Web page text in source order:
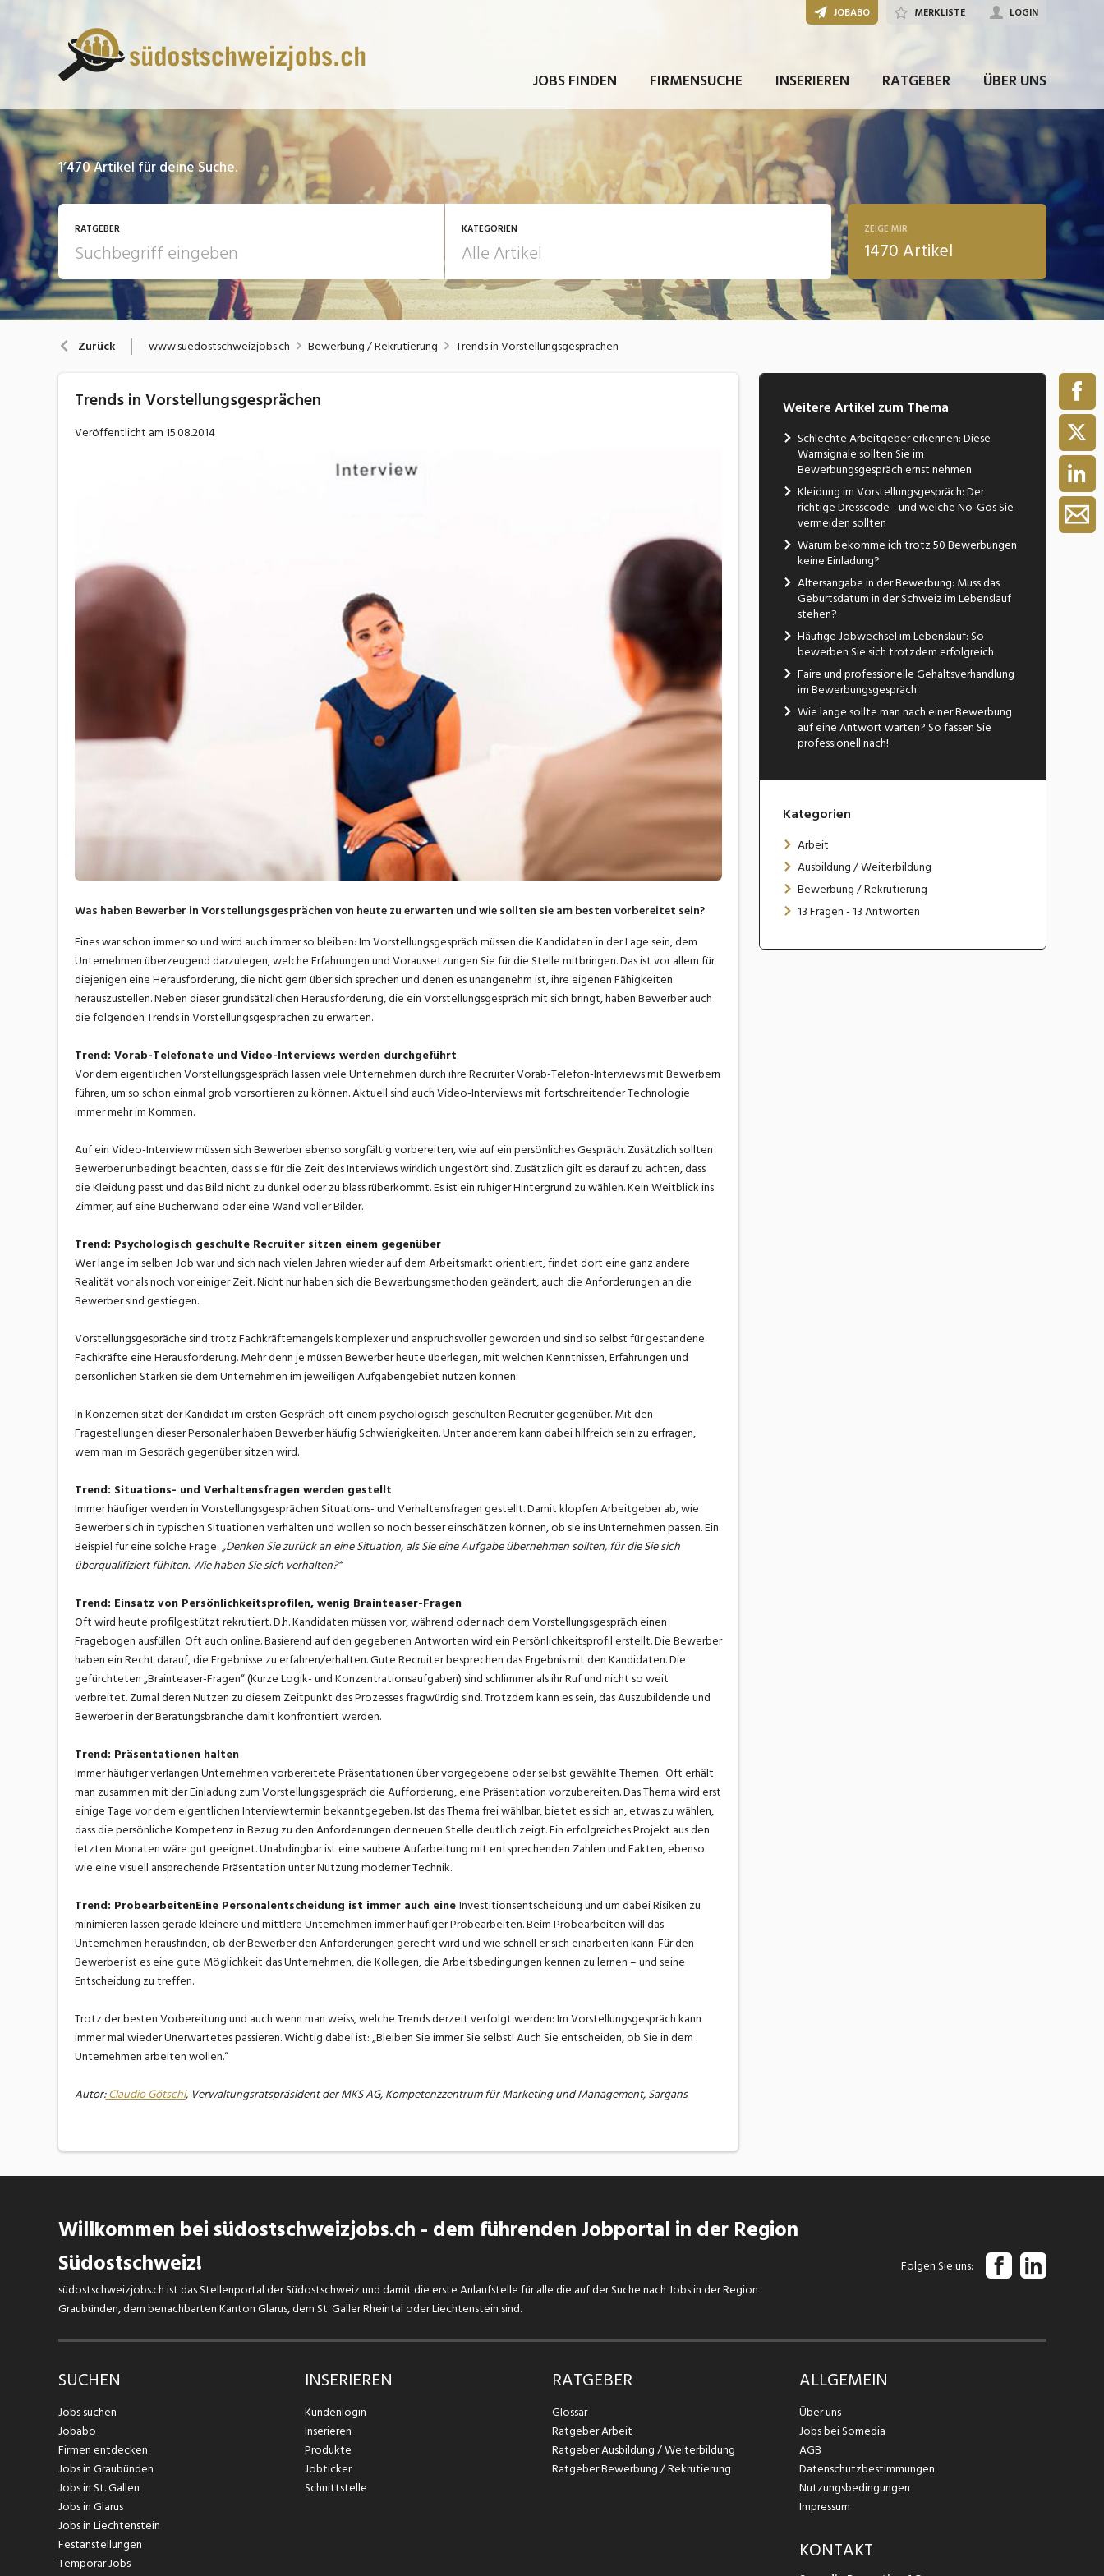
JOBS FINDEN FIRMENSUCHE INSERIEREN RATGEBER ÜBER UNS
JOBABO MERKLISTE LOGIN
1’470Artikel für deine Suche.
RATGEBER KATEGORIEN
13 Fragen - 13 Antworten Arbeit
Ausbildung / Weiterbildung
Bewerbung / Rekrutierung
ZEIGE MIR
1470 Artikel
Zurück www.suedostschweizjobs.ch Bewerbung / Rekrutierung Trends in Vorstellungsgesprächen
Trends in Vorstellungsgesprächen
Veröffentlicht am15.08.2014
Was haben Bewerber in Vorstellungsgesprächen von heute zu erwarten und wie sollten sie am besten vorbereitet sein?
Eines war schon immer so und wird auch immer so bleiben: Im Vorstellungsgespräch müssen die Kandidaten in der Lage sein, dem
Unternehmen überzeugend darzulegen, welche Erfahrungen und Voraussetzungen Sie für die Stelle mitbringen. Das ist vor allem für
diejenigen eine Herausforderung, die nicht gern über sich sprechen und denen es unangenehm ist, ihre eigenen Fähigkeiten
herauszustellen. Neben dieser grundsätzlichen Herausforderung, die ein Vorstellungsgespräch mit sich bringt, haben Bewerber auch
die folgenden Trends in Vorstellungsgesprächen zu erwarten.
Trend: Vorab-Telefonate und Video-Interviews werden durchgeführt
Vor dem eigentlichen Vorstellungsgespräch lassen viele Unternehmen durch ihre Recruiter Vorab-Telefon-Interviews mit Bewerbern
führen, um so schon einmal grob vorsortieren zu können. Aktuell sind auch Video-Interviews mit fortschreitender Technologie
immer mehr im Kommen.
Auf ein Video-Interview müssen sich Bewerber ebenso sorgfältig vorbereiten, wie auf ein persönliches Gespräch. Zusätzlich sollten
Bewerber unbedingt beachten, dass sie für die Zeit des Interviews wirklich ungestört sind. Zusätzlich gilt es darauf zu achten, dass
die Kleidung passt und das Bild nicht zu dunkel oder zu blass rüberkommt. Es ist ein ruhiger Hintergrund zu wählen. Kein Weitblick ins
Zimmer, auf eine Bücherwand oder eine Wand voller Bilder.
Trend: Psychologisch geschulte Recruiter sitzen einem gegenüber
Wer lange im selben Job war und sich nach vielen Jahren wieder auf dem Arbeitsmarkt orientiert, findet dort eine ganz andere
Realität vor als noch vor einiger Zeit. Nicht nur haben sich die Bewerbungsmethoden geändert, auch die Anforderungen an die
Bewerber sind gestiegen.
Vorstellungsgespräche sind trotz Fachkräftemangels komplexer und anspruchsvoller geworden und sind so selbst für gestandene
Fachkräfte eine Herausforderung. Mehr denn je müssen Bewerber heute überlegen, mit welchen Kenntnissen, Erfahrungen und
persönlichen Stärken sie dem Unternehmen im jeweiligen Aufgabengebiet nutzen können.
In Konzernen sitzt der Kandidat im ersten Gespräch oft einem psychologisch geschulten Recruiter gegenüber. Mit den
Fragestellungen dieser Personaler haben Bewerber häufig Schwierigkeiten. Unter anderem kann dabei hilfreich sein zu erfragen,
wem man im Gespräch gegenüber sitzen wird.
Trend: Situations- und Verhaltensfragen werden gestellt
Immer häufiger werden in Vorstellungsgesprächen Situations- und Verhaltensfragen gestellt. Damit klopfen Arbeitgeber ab, wie
Bewerber sich in typischen Situationen verhalten und wollen so noch besser einschätzen können, ob sie ins Unternehmen passen. Ein
Beispiel für eine solche Frage:„Denken Sie zurück an eine Situation, als Sie eine Aufgabe übernehmen sollten, für die Sie sich
überqualifiziert fühlten. Wie haben Sie sich verhalten?“
Trend: Einsatz von Persönlichkeitsprofilen, wenig Brainteaser-Fragen
Oft wird heute profilgestützt rekrutiert. D.h. Kandidaten müssen vor, während oder nach dem Vorstellungsgespräch einen
Fragebogen ausfüllen. Oft auch online. Basierend auf den gegebenen Antworten wird ein Persönlichkeitsprofil erstellt. Die Bewerber
haben ein Recht darauf, die Ergebnisse zu erfahren/erhalten. Gute Recruiter besprechen das Ergebnis mit den Kandidaten. Die
gefürchteten „Brainteaser-Fragen“ (Kurze Logik- und Konzentrationsaufgaben) sind schlimmer als ihr Ruf und nicht so weit
verbreitet. Zumal deren Nutzen zu diesem Zeitpunkt des Prozesses fragwürdig sind. Trotzdem kann es sein, das Auszubildende und
Bewerber in der Beratungsbranche damit konfrontiert werden.
Trend: Präsentationen halten
Immer häufiger verlangen Unternehmen vorbereitete Präsentationen über vorgegebene oder selbst gewählte Themen. Oft erhält
man zusammen mit der Einladung zum Vorstellungsgespräch die Aufforderung, eine Präsentation vorzubereiten. Das Thema wird erst
einige Tage vor dem eigentlichen Interviewtermin bekanntgegeben. Ist das Thema frei wählbar, bietet es sich an, etwas zu wählen,
dass die persönliche Kompetenz in Bezug zu den Anforderungen der neuen Stelle deutlich zeigt. Ein erfolgreiches Projekt aus den
letzten Monaten wäre gut geeignet. Unabdingbar ist eine saubere Aufarbeitung mit entsprechenden Zahlen und Fakten, ebenso
wie eine visuell ansprechende Präsentation unter Nutzung moderner Technik.
Trend: ProbearbeitenEine Personalentscheidung ist immer auch eineInvestitionsentscheidung und um dabei Risiken zu
minimieren lassen gerade kleinere und mittlere Unternehmen immer häufiger Probearbeiten. Beim Probearbeiten will das
Unternehmen herausfinden, ob der Bewerber den Anforderungen gerecht wird und wie schnell er sich einarbeiten kann. Für den
Bewerber ist es eine gute Möglichkeit das Unternehmen, die Kollegen, die Arbeitsbedingungen kennen zu lernen – und seine
Entscheidung zu treffen.
Trotz der besten Vorbereitung und auch wenn man weiss, welche Trends derzeit verfolgt werden: Im Vorstellungsgespräch kann
immer mal wieder Unerwartetes passieren. Wichtig dabei ist: „Bleiben Sie immer Sie selbst! Auch Sie entscheiden, ob Sie in dem
Unternehmen arbeiten wollen.“
Autor:Claudio Götschi, Verwaltungsratspräsident der MKS AG, Kompetenzzentrum für Marketing und Management, Sargans
Weitere Artikel zum Thema
Schlechte Arbeitgeber erkennen: Diese
Warnsignale sollten Sie im
Bewerbungsgespräch ernst nehmen
Kleidung im Vorstellungsgespräch: Der
richtige Dresscode - und welche No-Gos Sie
vermeiden sollten
Warum bekomme ich trotz 50 Bewerbungen
keine Einladung?
Altersangabe in der Bewerbung: Muss das
Geburtsdatum in der Schweiz im Lebenslauf
stehen?
Häufige Jobwechsel im Lebenslauf: So
bewerben Sie sich trotzdem erfolgreich
Faire und professionelle Gehaltsverhandlung
im Bewerbungsgespräch
Wie lange sollte man nach einer Bewerbung
auf eine Antwort warten? So fassen Sie
professionell nach!
Kategorien
Arbeit
Ausbildung / Weiterbildung
Bewerbung / Rekrutierung
13 Fragen - 13 Antworten
Willkommen bei südostschweizjobs.ch - dem führenden Jobportal in der Region
Südostschweiz!
südostschweizjobs.ch ist das Stellenportal der Südostschweiz und damit die erste Anlaufstelle für alle die auf der Suche nach Jobs in der Region
Graubünden, dem benachbarten Kanton Glarus, dem St. Galler Rheintal oder Liechtenstein sind.
Folgen Sie uns
SUCHEN
Jobs suchen
Jobabo
Firmen entdecken
Jobs in Graubünden
Jobs in St. Gallen
Jobs in Glarus
Jobs in Liechtenstein
Festanstellungen
Temporär Jobs
INSERIEREN
Kundenlogin
Inserieren
Produkte
Jobticker
Schnittstelle
RATGEBER
Glossar
Ratgeber Arbeit
Ratgeber Ausbildung / Weiterbildung
Ratgeber Bewerbung / Rekrutierung
ALLGEMEIN
Über uns
Jobs bei Somedia
AGB
Datenschutzbestimmungen
Nutzungsbedingungen
Impressum
KONTAKT